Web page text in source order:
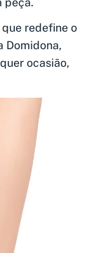
redefine o
Domidona,
ocasião,